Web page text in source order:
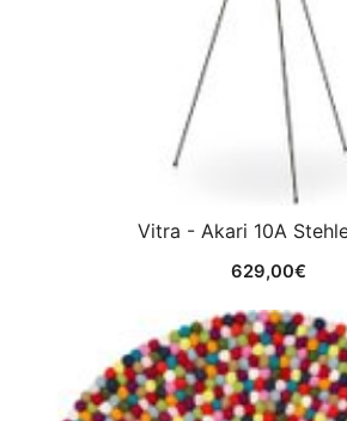
Vitra - Akari 10A
629,00€